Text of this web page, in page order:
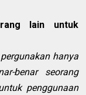
lain untuk
hanya
benar seorang
penggunaan